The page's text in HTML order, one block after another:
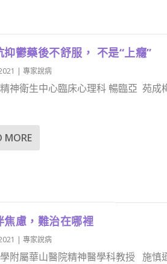
抑鬱藥後不舒服， 不是“上癮”
專家說病
神衛生中心臨床心理科 暢臨亞 苑成
MORE
焦慮，難治在哪裡
| 專家說病
附屬華山醫院精神醫學科教授 施慎